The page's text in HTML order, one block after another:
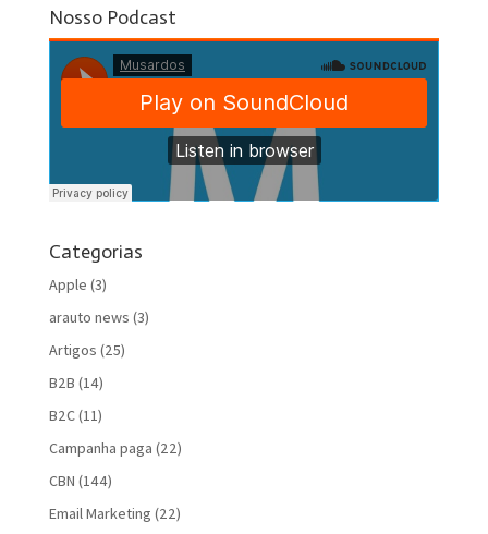
Nosso Podcast
Categorias
Apple (3)
arauto news (3)
Artigos (25)
B2B (14)
B2C(11)
Campanha paga (22)
CBN (144)
Email Marketing (22)